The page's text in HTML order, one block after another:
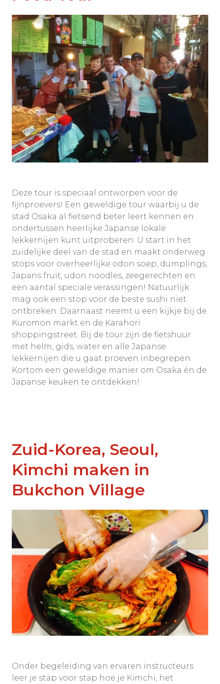
Deze tour is speciaal ontworpen voor de
fijnproevers! Een geweldige tour waarbij u de
stad Osaka al fietsend beter leert kennen en
ondertussen heerlijke Japanse lokale
lekkernijen kunt uitproberen. U start in het
zuidelijke deel van de stad en maakt onderweg
stops voor overheerlijke odon soep, dumplings,
Japans fruit, udon noodles, zeegerechten en
een aantal speciale verassingen! Natuurlijk
mag ook een stop voor de beste sushi niet
ontbreken. Daarnaast neemt u een kijkje bij de
Kuromon markt en de Karahori
shoppingstreet. Bij de tour zijn de fietshuur
met helm, gids, water en alle Japanse
lekkernijen die u gaat proeven inbegrepen.
Kortom een geweldige manier om Osaka én de
Japanse keuken te ontdekken!
Zuid-Korea, Seoul,
Kimchi maken in
Bukchon Village
Onder begeleiding van ervaren instructeurs
leer je stap voor stap hoe je Kimchi, het